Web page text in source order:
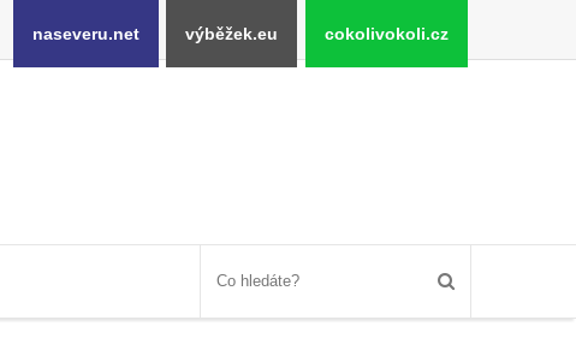
naseveru.net výběžek.eu cokolivokoli.cz